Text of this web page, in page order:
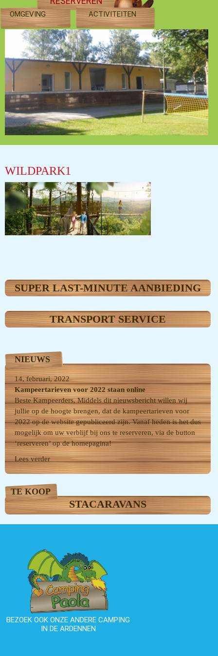
OMGEVING ACTIVITEITEN
WILDPARK1
SUPER LAST-MINUTE AANBIEDING
TRANSPORT SERVICE
NIEUWS
14, februari, 2022
Kampeertarieven voor 2022 staan online
Beste Kampeerders, Middels dit nieuwsbericht willen wij
jullie op de hoogte brengen, dat de kampeertarieven voor
2022 op de website gepubliceerd zijn. Vanaf heden is het dus
mogelijk om uw verblijf bij ons te reserveren, via de button
‘reserveren’ op de homepagina!
Lees verder
TE KOOP
STACARAVANS
BEZOEK OOK ONZE ANDERE CAMPING
IN DE ARDENNEN